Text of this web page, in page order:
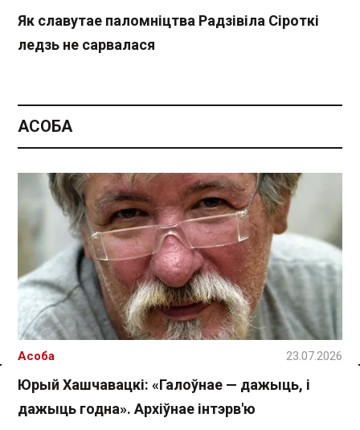
Спасылка без VPN
Як славутае паломніцтва Радзівіла Сіроткі
ледзь не сарвалася
АСОБА
Юрый Хашчавацкі: «Галоўнае — дажыць, і
дажыць годна». Архіўнае інтэрв'ю
Асоба 23.07.2026